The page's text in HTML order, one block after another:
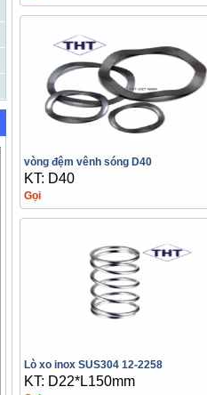
vòng đệm vênh sóng D40
KT: D40
Gọi
Lò xo inox SUS304 12-2258
KT: D22*L150mm